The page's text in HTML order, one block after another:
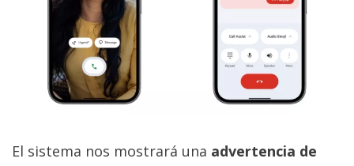
El sistema nos mostrará una advertencia de